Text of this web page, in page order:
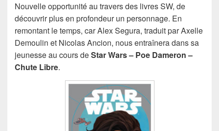
Nouvelle opportunité au travers des livres SW, de
découvrir plus en profondeur un personnage. En
remontant le temps, car Alex Segura, traduit par Axelle
Demoulin et Nicolas Ancion, nous entraînera dans sa
jeunesse au cours deStar Wars – Poe Dameron –
Chute Libre.